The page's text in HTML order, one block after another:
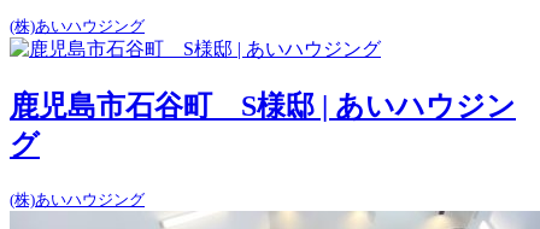
(株)あいハウジング
鹿児島市石谷町 S様邸 | あいハウジン
グ
(株)あいハウジング